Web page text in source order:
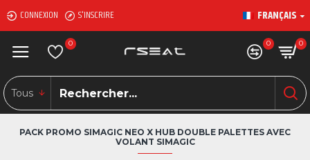
CONNEXION S'INSCRIRE FRANÇAIS
0 0 0
Tous
PACK PROMO SIMAGIC NEO X HUB DOUBLE PALETTES AVEC
VOLANT SIMAGIC